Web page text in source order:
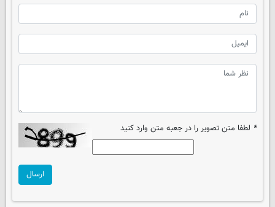
* لطفا متن تصویر را در جعبه متن وارد کنید
ارسال